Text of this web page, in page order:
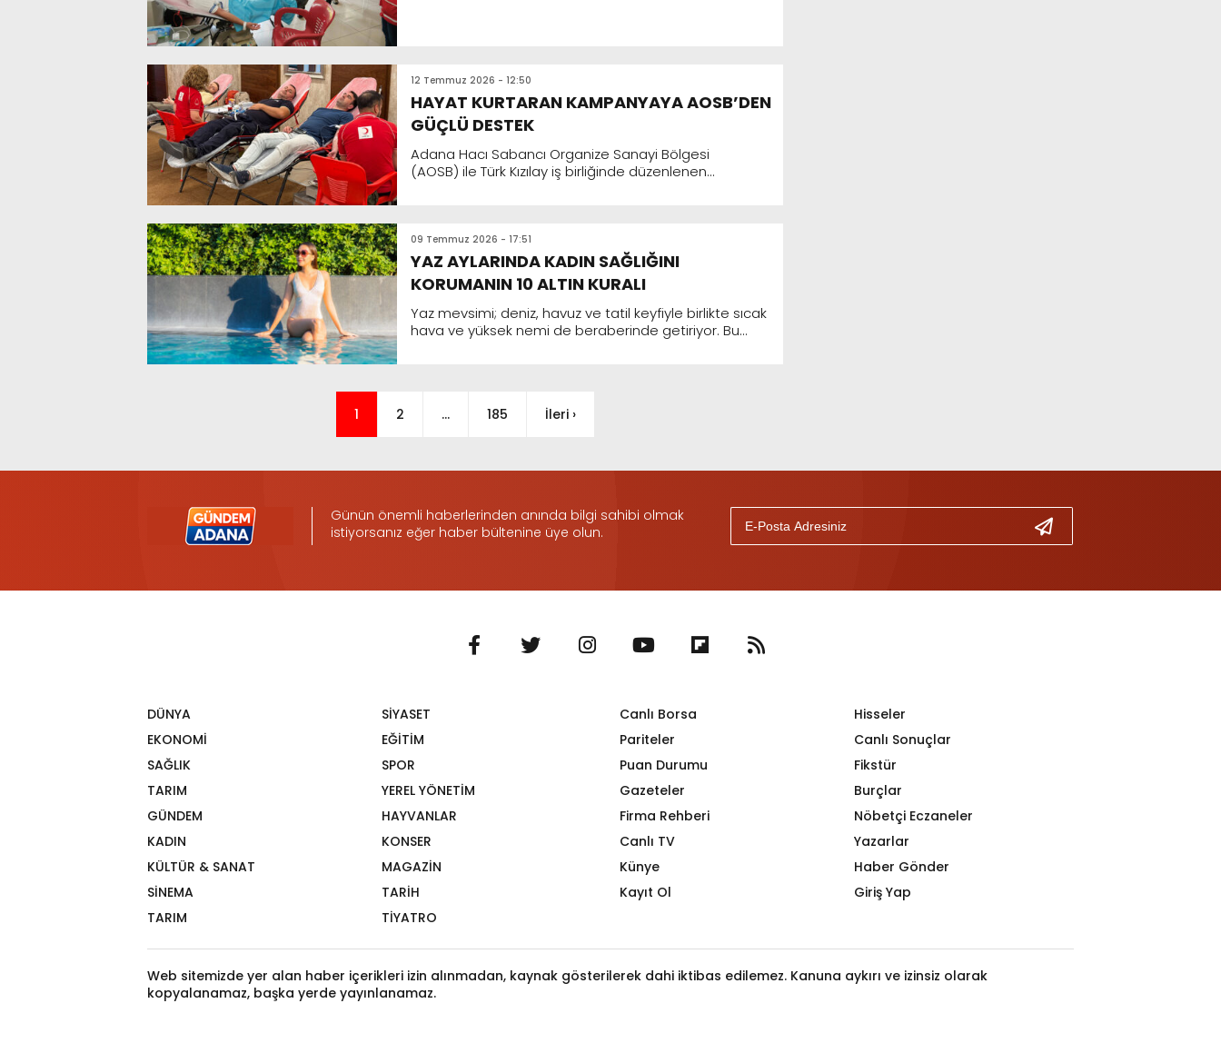
12 Temmuz 2026 - 12:50
HAYAT KURTARAN KAMPANYAYA AOSB’DEN
GÜÇLÜ DESTEK
Adana Hacı Sabancı Organize Sanayi Bölgesi
(AOSB) ile Türk Kızılay iş birliğinde düzenlenen
09 Temmuz 2026 - 17:51
YAZ AYLARINDA KADIN SAĞLIĞINI
KORUMANIN 10 ALTIN KURALI
Yaz mevsimi; deniz, havuz ve tatil keyfiyle birlikte sıcak
hava ve yüksek nemi de beraberinde getiriyor. Bu
1 2 … 185 İleri ›
Günün önemli haberlerinden anında bilgi sahibi olmak
istiyorsanız eğer haber bültenine üye olun.
DÜNYA
SİYASET
EKONOMİ
EĞİTİM
SAĞLIK
SPOR
TARIM
YEREL YÖNETİM
GÜNDEM
HAYVANLAR
KADIN
KONSER
KÜLTÜR & SANAT
MAGAZİN
SİNEMA
TARİH
TARIM
TİYATRO
Canlı Borsa
Hisseler
Pariteler
Canlı Sonuçlar
Puan Durumu
Fikstür
Gazeteler
Burçlar
Firma Rehberi
Nöbetçi Eczaneler
Canlı TV
Yazarlar
Künye
Haber Gönder
Kayıt Ol
Giriş Yap
Web sitemizde yer alan haber içerikleri izin alınmadan, kaynak gösterilerek dahi iktibas edilemez. Kanuna aykırı ve izinsiz olarak
kopyalanamaz, başka yerde yayınlanamaz.